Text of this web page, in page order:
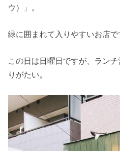
ウ）」。
緑に囲まれて入りやすいお店で
この日は日曜日ですが、ラン
りがたい。